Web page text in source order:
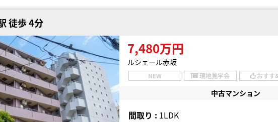
徒歩 4分
7,480万円
ルシェール赤坂
NEW 現地見学会 おすす
中古マンション
間取り : 1LDK